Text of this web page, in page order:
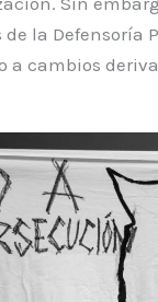
de la Defensoría
a cambios